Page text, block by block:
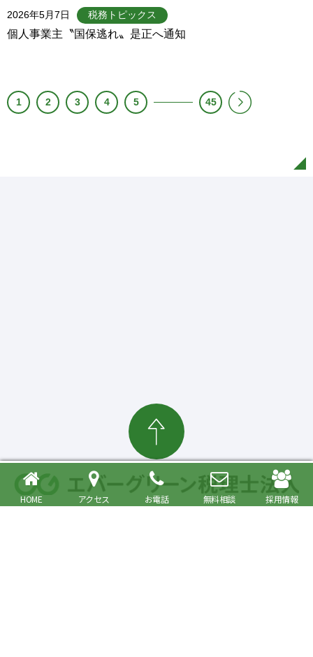
HOME アクセス お電話 無料相談 採用情報
2026年5月7日 税務トピックス
個人事業主〝国保逃れ〟是正へ通知
1 2 3 4 5 45